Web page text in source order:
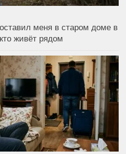
меня в старом доме в
живёт рядом